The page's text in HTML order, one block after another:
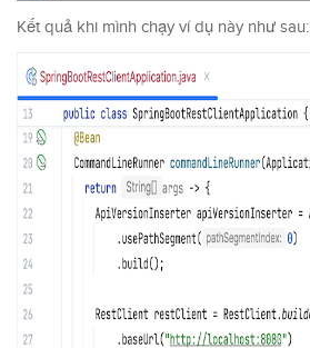
Kết quả khi mình chạy ví dụ này như sau: